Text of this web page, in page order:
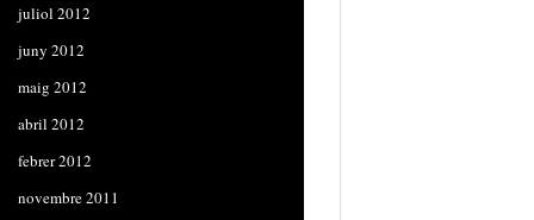
juliol 2012
juny 2012
maig 2012
abril 2012
febrer 2012
novembre 2011